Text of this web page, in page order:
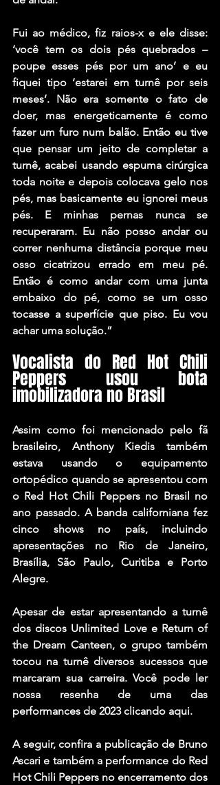
Fui ao médico, fiz raios-x e ele disse:
‘você tem os dois pés quebrados –
poupe esses pés por um ano’ e eu
fiquei tipo ‘estarei em turnê por seis
meses’. Não era somente o fato de
doer, mas energeticamente é como
fazer um furo num balão. Então eu tive
que pensar um jeito de completar a
turnê, acabei usando espuma cirúrgica
toda noite e depois colocava gelo nos
pés, mas basicamente eu ignorei meus
pés. E minhas pernas nunca se
recuperaram. Eu não posso andar ou
correr nenhuma distância porque meu
osso cicatrizou errado em meu pé.
Então é como andar com uma junta
embaixo do pé, como se um osso
tocasse a superfície que piso. Eu vou
achar uma solução.”
Vocalista do Red Hot Chili
Peppers usou bota
imobilizadora no Brasil
Assim como foi mencionado pelo fã
brasileiro, Anthony Kiedis também
estava usando o equipamento
ortopédico quando se apresentou com
o Red Hot Chili Peppers no Brasil no
ano passado. A banda californiana fez
cinco shows no país, incluindo
apresentações no Rio de Janeiro,
Brasília, São Paulo, Curitiba e Porto
Alegre.
Apesar de estar apresentando a turnê
dos discos Unlimited Love e Return of
the Dream Canteen, o grupo também
tocou na turnê diversos sucessos que
marcaram sua carreira. Você pode ler
nossa resenha de uma das
performances de 2023 clicando aqui.
A seguir, confira a publicação de Bruno
Ascari e também a performance do Red
Hot Chili Peppers no encerramento dos